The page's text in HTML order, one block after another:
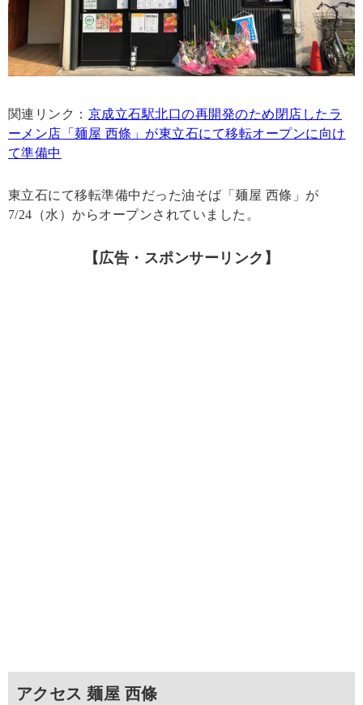
関連リンク： 京成立石駅北口の再開発のため閉店したラ
ーメン店「麺屋 西條」が東立石にて移転オープンに向け
て準備中
東立石にて移転準備中だった油そば「麺屋 西條」が
7/24（水）からオープンされていました。
【広告・スポンサーリンク】
アクセス 麺屋 西條